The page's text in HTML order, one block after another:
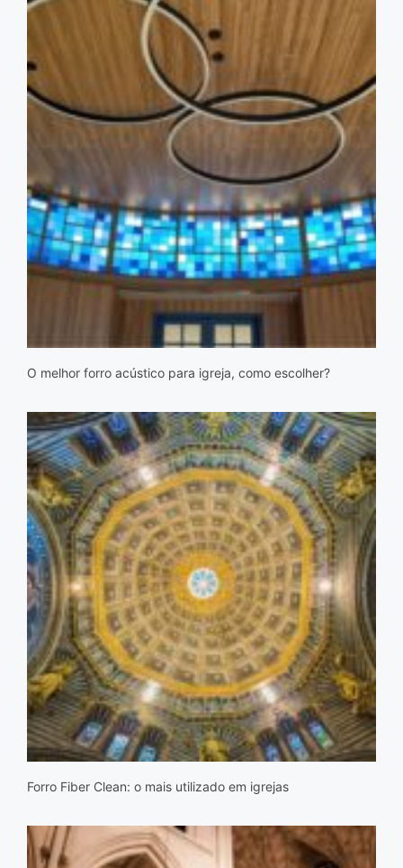
O melhor forro acústico para igreja, como escolher?
Forro Fiber Clean: o mais utilizado em igrejas